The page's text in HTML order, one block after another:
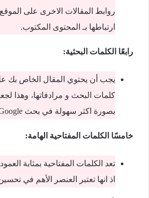
روابط المقالات الاخرى على
ارتباطها بـ المحتوى المكتوب.
رابعًا الكلمات البحثية:
يجب أن يحتوي المقال الخاص بك
كلمات البحث و مرادفاتها، وهذا
بصورة اكثر سهولة في بحث Google.
خامسًا الكلمات المفتاحية الهامة:
تعد الكلمات المفتاحية بمثابة
اذ انها تعتبر العنصر الأهم في